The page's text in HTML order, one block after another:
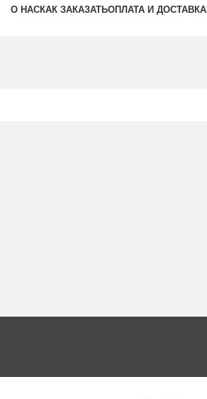
О НАСКАК ЗАКАЗАТЬОПЛАТА И ДОСТАВКА